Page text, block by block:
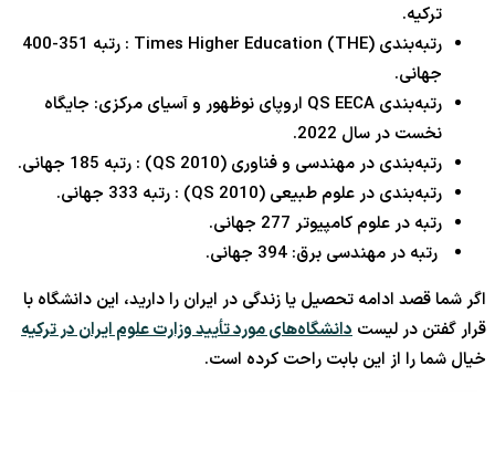
ترکیه.
رتبه‌بندی Times Higher Education (THE) : رتبه 351-400
جهانی.
رتبه‌بندی QS EECA اروپای نوظهور و آسیای مرکزی: جایگاه
نخست در سال 2022.
رتبه‌بندی در مهندسی و فناوری (QS 2010) : رتبه 185 جهانی.
رتبه‌بندی در علوم طبیعی (QS 2010) : رتبه 333 جهانی.
رتبه در علوم کامپیوتر 277 جهانی.
رتبه در مهندسی برق: 394 جهانی.
اگر شما قصد ادامه تحصیل یا زندگی در ایران را دارید، این دانشگاه با
قرار گفتن در لیست دانشگاه‌های مورد تأیید وزارت علوم ایران در ترکیه
خیال شما را از این بابت راحت کرده است.